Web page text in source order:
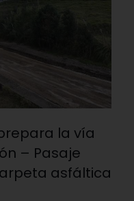
la vía
– Pasaje
asfáltica